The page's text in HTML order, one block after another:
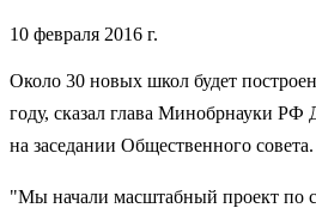
10 февраля 2016 г.
Около 30 новых школ будет
году, сказал глава Минобрнауки
на заседании Общественного совета.
"Мы начали масштабный проект по